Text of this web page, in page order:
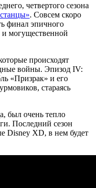
четвертого сезона
. Совсем скоро
финал эпичного
могущественной
происходят
войны. Эпизод IV:
«Призрак» и его
стараясь
был очень тепло
Последний сезон
Disney XD, в нем будет